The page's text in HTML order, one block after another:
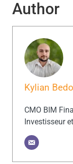
Author
Kylian
CMO BIM
Investisseur